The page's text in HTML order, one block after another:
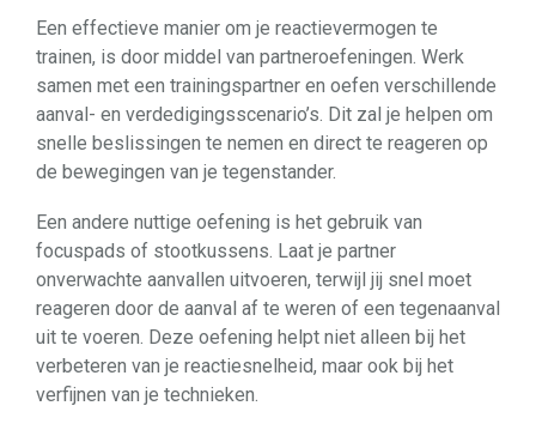
Een effectieve manier om je reactievermogen te
trainen, is door middel van partneroefeningen. Werk
samen met een trainingspartner en oefen verschillende
aanval- en verdedigingsscenario’s. Dit zal je helpen om
snelle beslissingen te nemen en direct te reageren op
de bewegingen van je tegenstander.
Een andere nuttige oefening is het gebruik van
focuspads of stootkussens. Laat je partner
onverwachte aanvallen uitvoeren, terwijl jij snel moet
reageren door de aanval af te weren of een tegenaanval
uit te voeren. Deze oefening helpt niet alleen bij het
verbeteren van je reactiesnelheid, maar ook bij het
verfijnen van je technieken.